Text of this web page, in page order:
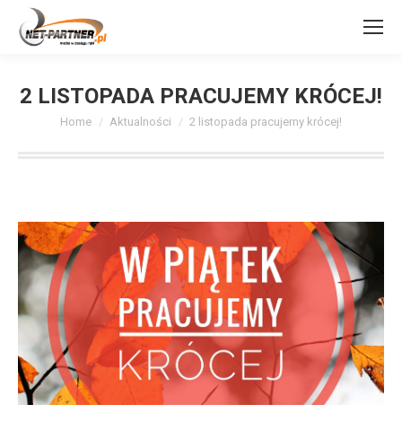
2 LISTOPADA PRACUJEMY KRÓCEJ!
You are here:
Home Aktualności 2 listopada pracujemy krócej!